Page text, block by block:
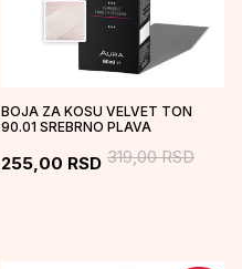
BOJA ZA KOSU VELVET TON
90.01 SREBRNO PLAVA
255,00 RSD 319,00RSD